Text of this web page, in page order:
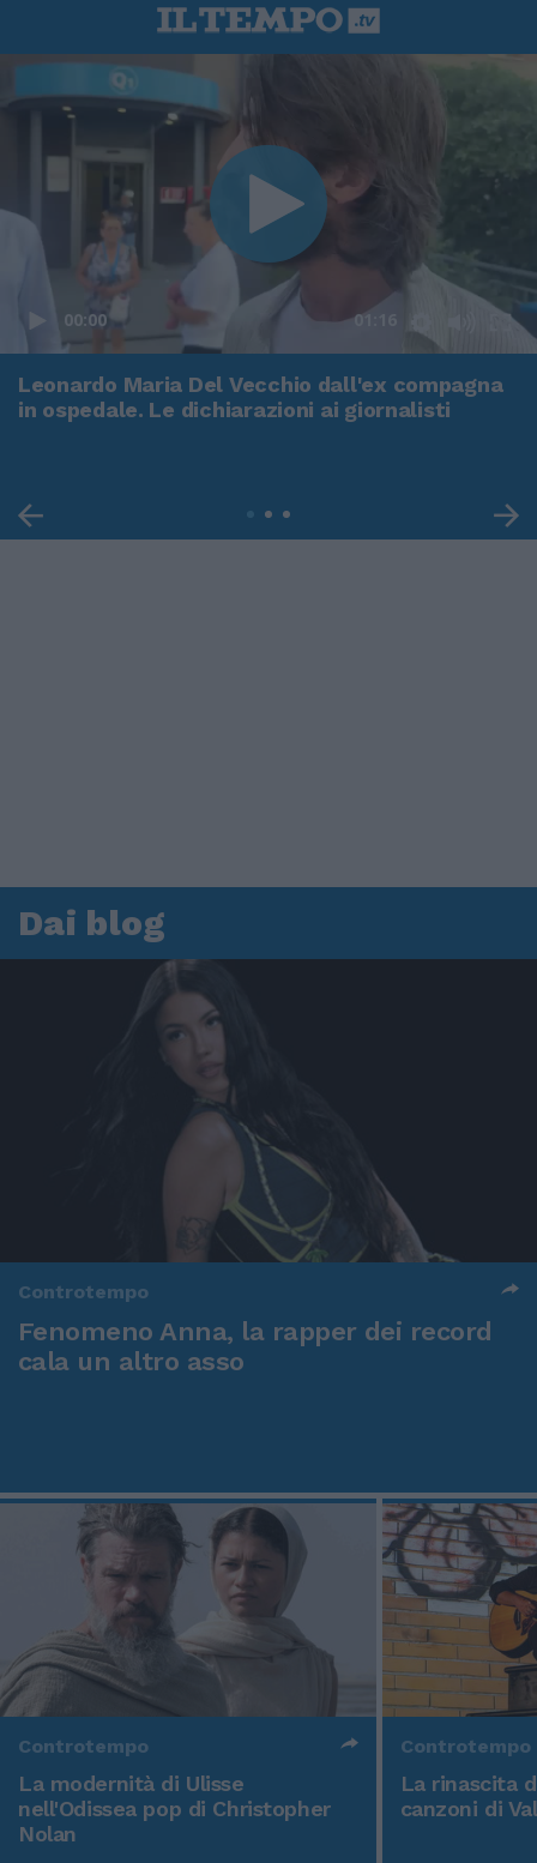
00:00 01:16
Leonardo Maria Del Vecchio dall'ex compagna
in ospedale. Le dichiarazioni ai giornalisti
Dai blog
Controtempo
Fenomeno Anna, la rapper dei record
cala un altro asso
Controtempo
La modernità di Ulisse
nell'Odissea pop di Christopher
Nolan
Controtempo
La rinascita
canzoni di